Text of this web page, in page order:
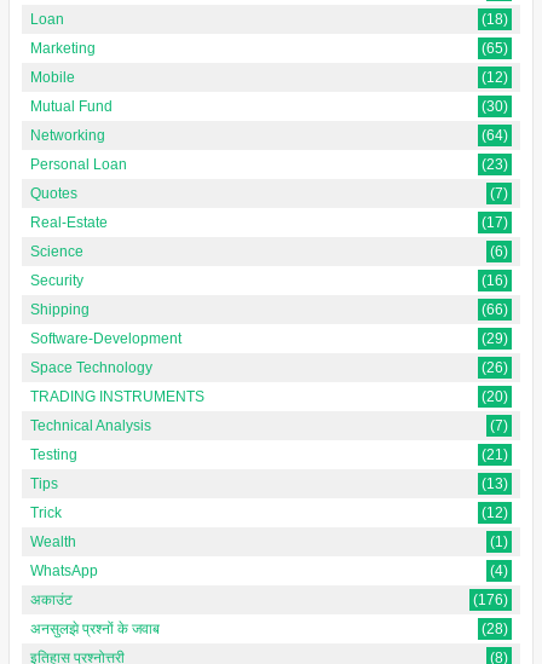
Loan
(18)
Marketing
(65)
Mobile
(12)
Mutual Fund
(30)
Networking
(64)
Personal Loan
(23)
Quotes
(7)
Real-Estate
(17)
Science
(6)
Security
(16)
Shipping
(66)
Software-Development
(29)
Space Technology
(26)
TRADING INSTRUMENTS
(20)
Technical Analysis
(7)
Testing
(21)
Tips
(13)
Trick
(12)
Wealth
(1)
WhatsApp
(4)
अकाउंट
(176)
अनसुलझे प्रश्नों के जवाब
(28)
इतिहास प्रश्नोत्तरी
(8)